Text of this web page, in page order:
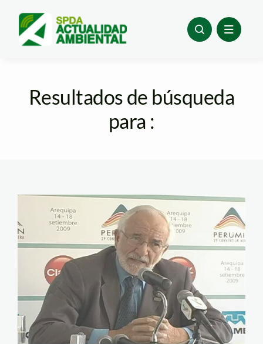
content
Resultados de búsqueda
para :
brack_perumin_1